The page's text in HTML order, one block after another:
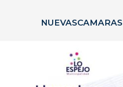
NUEVASCAMARAS